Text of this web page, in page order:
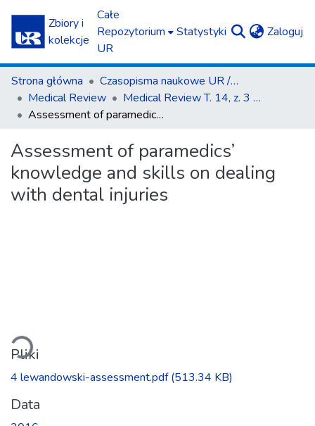
Zbiory i
kolekcje
Całe
Repozytorium
UR
Statystyki Zaloguj
Strona główna
Czasopisma naukowe UR / Scientific Journals
Medical Review
Medical Review T. 14, z. 3 (2016)
Assessment of paramedics’ knowledge and skills on dealing with dental injuries
Assessment of paramedics’
knowledge and skills on dealing
with dental injuries
Ładowanie...
Pliki
4 lewandowski-assessment.pdf(513.34 KB)
Data